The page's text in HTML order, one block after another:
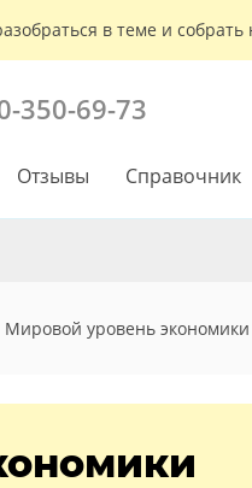
в теме и
350-69-73
Отзывы Справочник
Мировой уровень экономики